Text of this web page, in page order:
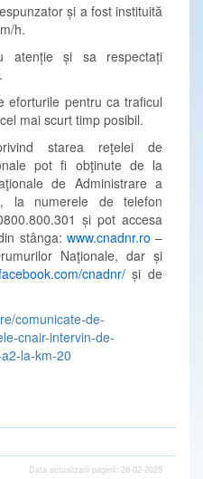
și a fost instituită
h.
atenție și sa respectați
eforturile pentru ca traficul
mai scurt timp posibil.
starea reţelei de
pot fi obţinute de la
de Administrare a
la numerele de telefon
și pot accesa
stânga: www.cnadnr.ro –
Naţionale, dar și
cnadnr/și de
comunicate-de-
cnair-intervin-de-
la-km-20
Data actualizarii paginii: 26-02-2025